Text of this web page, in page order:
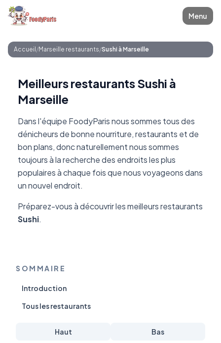
Menu
Accueil /Marseille restaurants/Sushi à Marseille
Meilleurs restaurants Sushi à
Marseille
Dans l'équipe FoodyParis nous sommes tous des
dénicheurs de bonne nourriture, restaurants et de
bon plans, donc naturellement nous sommes
toujours à la recherche des endroits les plus
populaires à chaque fois que nous voyageons dans
un nouvel endroit.
Préparez-vous à découvrir les meilleurs restaurants
Sushi.
SOMMAIRE
Introduction
Tous les restaurants
Haut Bas